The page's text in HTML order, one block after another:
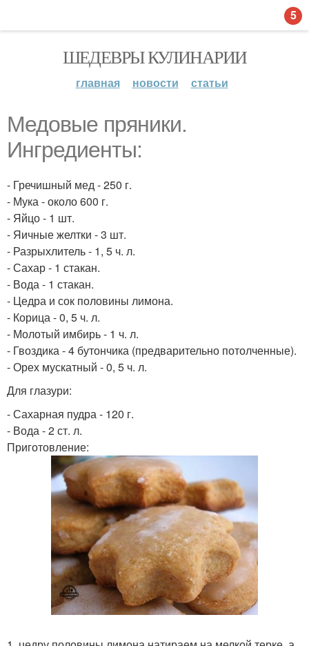
ШЕДЕВРЫ КУЛИНАРИИ
главная новости статьи
Медовые пряники.
Ингредиенты:
- Гречишный мед - 250 г.
- Мука - около 600 г.
- Яйцо - 1 шт.
- Яичные желтки - 3 шт.
- Разрыхлитель - 1, 5 ч. л.
- Сахар - 1 стакан.
- Вода - 1 стакан.
- Цедра и сок половины лимона.
- Корица - 0, 5 ч. л.
- Молотый имбирь - 1 ч. л.
- Гвоздика - 4 бутончика (предварительно потолченные).
- Орех мускатный - 0, 5 ч. л.
Для глазури:
- Сахарная пудра - 120 г.
- Вода - 2 ст. л.
Приготовление:
5